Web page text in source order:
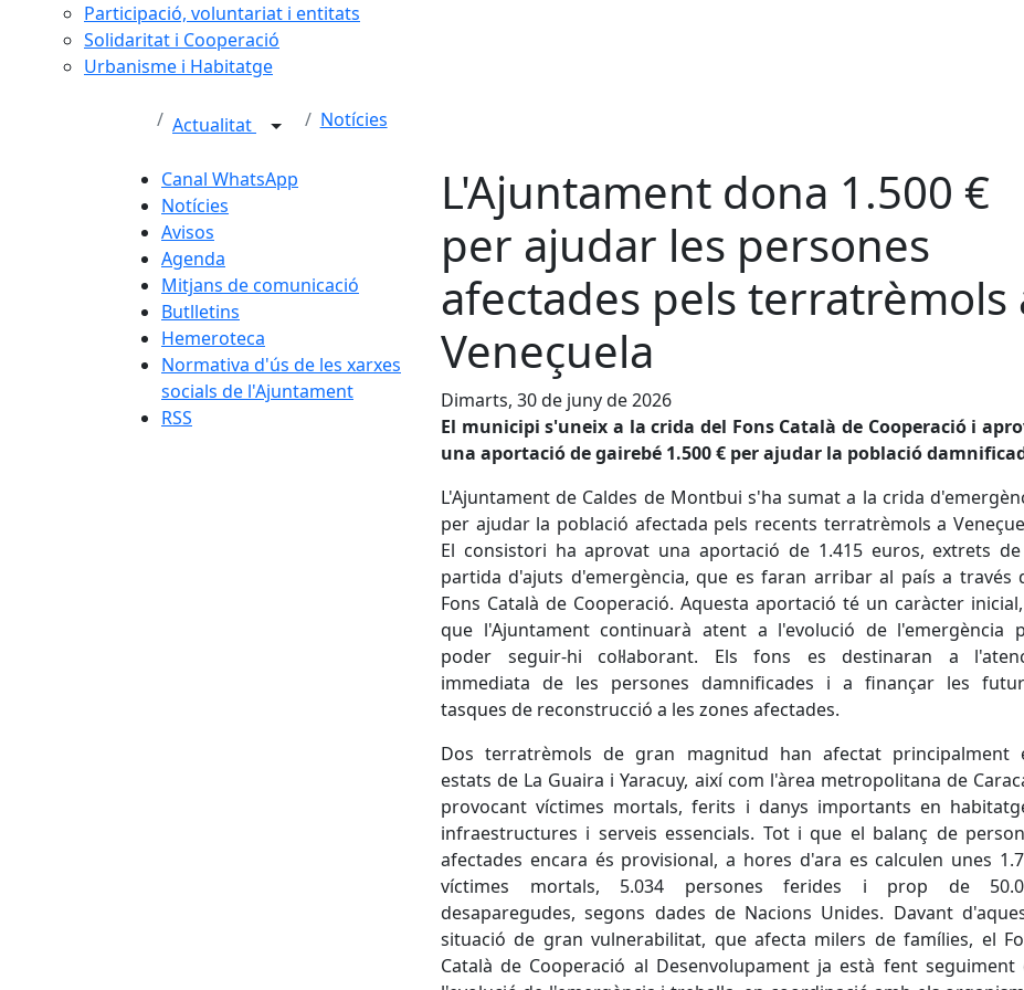
Participació, voluntariat i entitats
Solidaritat i Cooperació
Urbanisme i Habitatge
Actualitat Notícies
Canal WhatsApp
Notícies
Avisos
Agenda
Mitjans de comunicació
Butlletins
Hemeroteca
Normativa d'ús de les xarxes
socials de l'Ajuntament
RSS
L'Ajuntament dona 1.500 €
per ajudar les persones
afectades pels terratrèmols
Veneçuela
Dimarts, 30 de juny de 2026
El municipi s'uneix a la crida del Fons Català de Cooperació i
una aportació de gairebé 1.500 € per ajudar la població
L'Ajuntament de Caldes de Montbui s'ha sumat a la crida
per ajudar la població afectada pels recents terratrèmols a
El consistori ha aprovat una aportació de 1.415 euros, extrets
partida d'ajuts d'emergència, que es faran arribar al país a través
Fons Català de Cooperació. Aquesta aportació té un caràcter
que l'Ajuntament continuarà atent a l'evolució de l'emergència
poder seguir-hi col·laborant. Els fons es destinaran a
immediata de les persones damnificades i a finançar les
tasques de reconstrucció a les zones afectades.
Dos terratrèmols de gran magnitud han afectat principalment
estats de La Guaira i Yaracuy, així com l'àrea metropolitana de
provocant víctimes mortals, ferits i danys importants en
infraestructures i serveis essencials. Tot i que el balanç de
afectades encara és provisional, a hores d'ara es calculen unes
víctimes mortals, 5.034 persones ferides i prop de
desaparegudes, segons dades de Nacions Unides. Davant
situació de gran vulnerabilitat, que afecta milers de famílies, el
Català de Cooperació al Desenvolupament ja està fent seguiment